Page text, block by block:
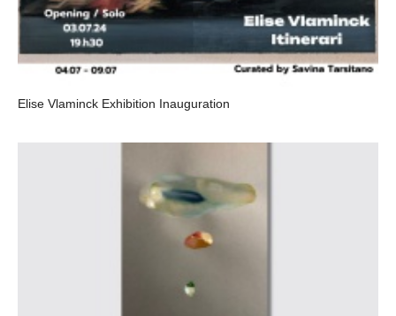
Elise Vlaminck Exhibition Inauguration